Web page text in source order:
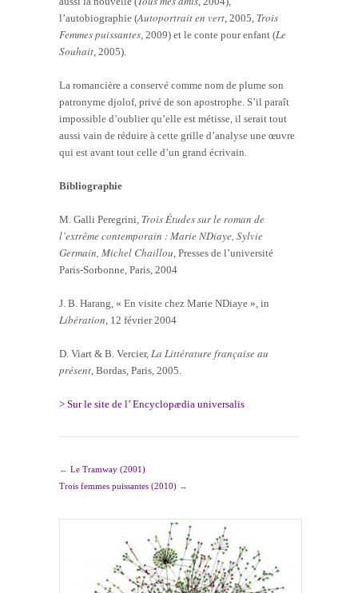
l’autobiographie (Autoportrait en vert, 2005, Trois
Femmes puissantes, 2009) et le conte pour enfant (Le
Souhait, 2005).
La romancière a conservé comme nom de plume son
patronyme djolof, privé de son apostrophe. S’il paraît
impossible d’oublier qu’elle est métisse, il serait tout
aussi vain de réduire à cette grille d’analyse une œuvre
qui est avant tout celle d’un grand écrivain.
Bibliographie
M. Galli Peregrini, Trois Études sur le roman de
l’extrême contemporain : Marie NDiaye, Sylvie
Germain, Michel Chaillou, Presses de l’université
Paris-Sorbonne, Paris, 2004
J. B. Harang, « En visite chez Marie NDiaye », in
Libération, 12 février 2004
D. Viart & B. Vercier, La Littérature française au
présent, Bordas, Paris, 2005.
> Sur le site de l’ Encyclopædia universalis
← Le Tramway (2001)
Trois femmes puissantes (2010) →